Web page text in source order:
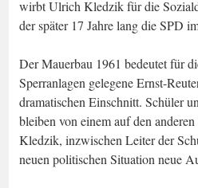
wirbt Ulrich Kledzik für die
der später 17 Jahre lang die SPD
Der Mauerbau 1961 bedeutet für
Sperranlagen gelegene Ernst-
dramatischen Einschnitt. Schüler
bleiben von einem auf den
Kledzik, inzwischen Leiter der
neuen politischen Situation neue